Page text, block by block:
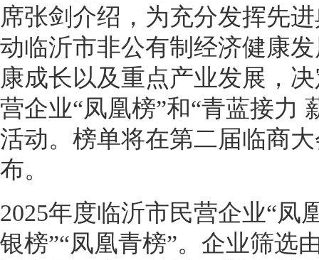
席张剑介绍，为充分发挥先
动临沂市非公有制经济健康
康成长以及重点产业发展，
营企业“凤凰榜”和“青蓝接力
活动。榜单将在第二届临商
布。
2025年度临沂市民营企业“凤
银榜”“凤凰青榜”。企业筛选